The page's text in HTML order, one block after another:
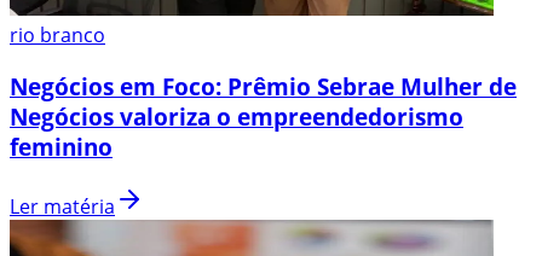
rio branco
Negócios em Foco: Prêmio Sebrae Mulher de
Negócios valoriza o empreendedorismo
feminino
Ler matéria